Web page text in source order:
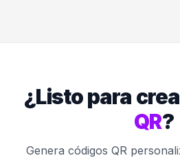
¿Listo para
QR?
Genera códigos QR